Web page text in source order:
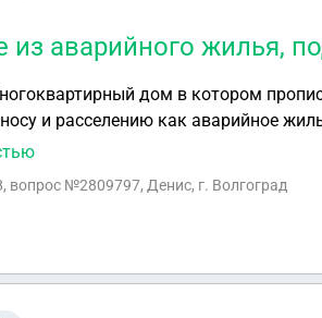
из аварийного жилья,
дом в котором
и расселению как аварийное
родственных связей. Имеют ли
, вопрос №2809797, Денис, г. Волгоград